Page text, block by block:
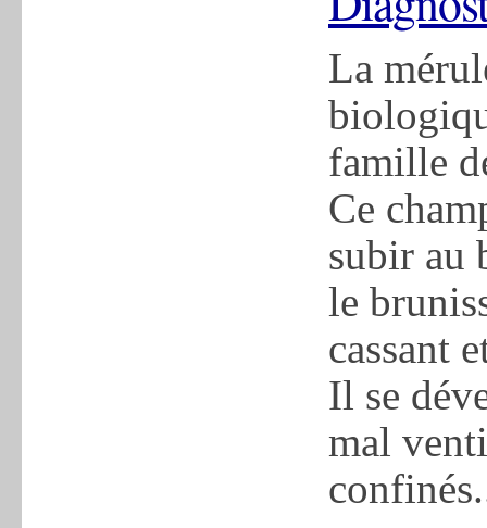
La
famille
Ce
subir au
le
cassant
Il se
mal